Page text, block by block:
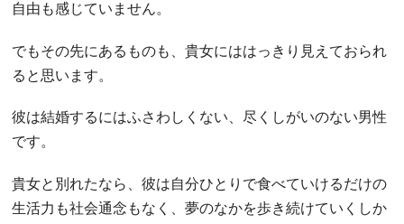
自由も感じていません。
でもその先にあるものも、貴女にははっきり見えておられ
ると思います。
彼は結婚するにはふさわしくない、尽くしがいのない男性
です。
貴女と別れたなら、彼は自分ひとりで食べていけるだけの
生活力も社会通念もなく、夢のなかを歩き続けていくしか